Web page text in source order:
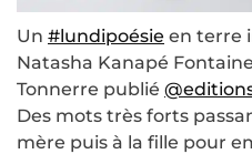
Un #lundipoésie en terre
Natasha Kanapé
Tonnerre publié
Des mots très forts
mère puis à la fille pour